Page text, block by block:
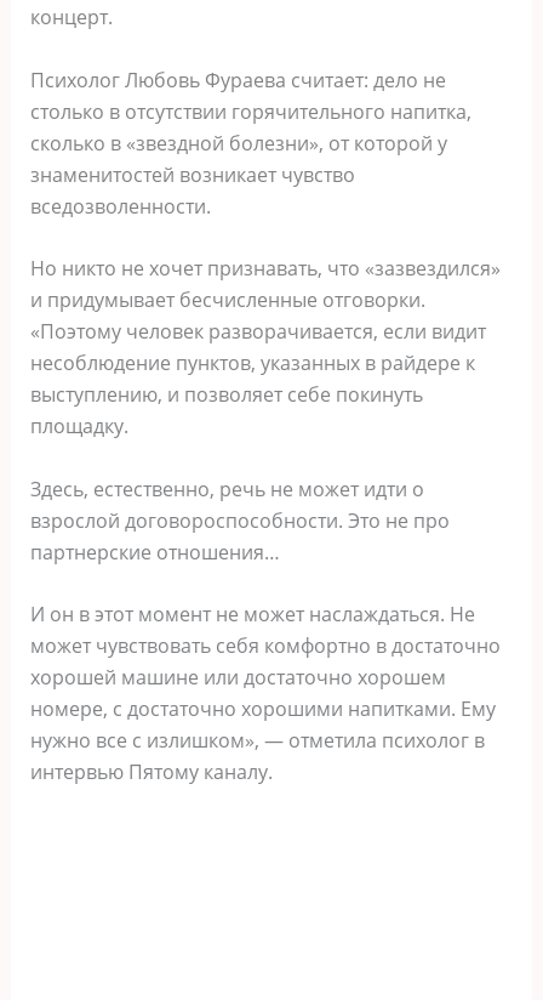
концерт.
Психолог Любовь Фураева считает: дело не
столько в отсутствии горячительного напитка,
сколько в «звездной болезни», от которой у
знаменитостей возникает чувство
вседозволенности.
Но никто не хочет признавать, что «зазвездился»
и придумывает бесчисленные отговорки.
«Поэтому человек разворачивается, если видит
несоблюдение пунктов, указанных в райдере к
выступлению, и позволяет себе покинуть
площадку.
Здесь, естественно, речь не может идти о
взрослой договороспособности. Это не про
партнерские отношения…
И он в этот момент не может наслаждаться. Не
может чувствовать себя комфортно в достаточно
хорошей машине или достаточно хорошем
номере, с достаточно хорошими напитками. Ему
нужно все с излишком», — отметила психолог в
интервью Пятому каналу.